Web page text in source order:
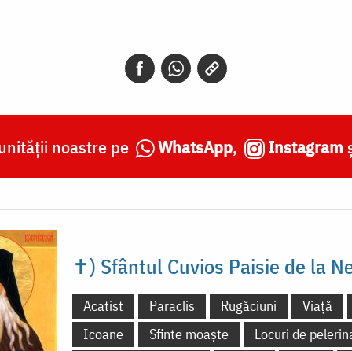
noastre pe WhatsApp, Instagram
✝) Sfântul Cuvios Paisie de la
Acatist Paraclis Rugăciuni Viață
Icoane
Sfinte moaște
Locuri de